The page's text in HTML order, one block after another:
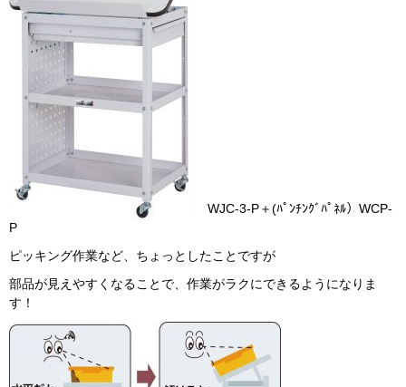
WJC-3-P＋(ﾊﾟﾝﾁﾝｸﾞﾊﾟﾈﾙ）WCP-
P
ピッキング作業など、ちょっとしたことですが
部品が見えやすくなることで、作業がラクにできるようになりま
す！